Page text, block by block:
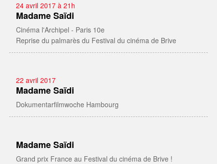
24 avril 2017 à 21h
Madame Saïdi
Cinéma l'Archipel - Paris 10e
Reprise du palmarès du Festival du cinéma de Brive
22 avril 2017
Madame Saïdi
Dokumentarfilmwoche Hambourg
Madame Saïdi
Grand prix France au Festival du cinéma de Brive !